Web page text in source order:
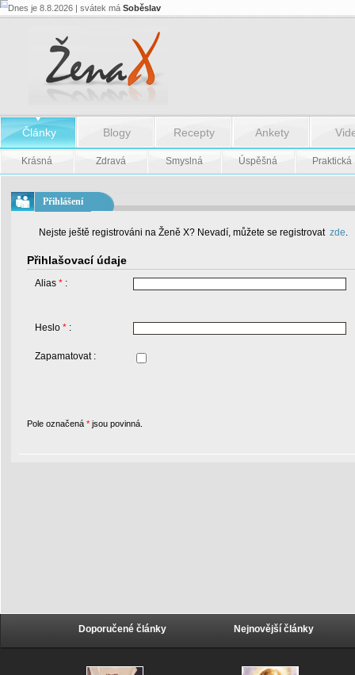
Dnes je 8.8.2026 | svátek má Soběslav
Články Blogy Recepty Ankety
Krásná Zdravá Smyslná Úspěšná Praktická
Přihlášení
Nejste ještě registrováni na Ženě X? Nevadí, můžete se registrovat zde.
Přihlašovací údaje
Alias * :
Heslo * :
Zapamatovat :
Pole označená * jsou povinná.
Doporučené články Nejnovější články